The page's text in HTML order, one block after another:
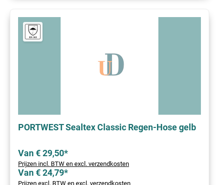
PORTWEST Sealtex Classic Regen-Hose gelb
Van € 29,50*
Prijzen incl. BTW en excl. verzendkosten
Van € 24,79*
Prijzen excl. BTW en excl. verzendkosten